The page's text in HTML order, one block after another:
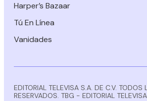
Harper’s Bazaar
Tú En Línea
Vanidades
EDITORIAL TELEVISA S.A. DE C.V. TODOS
RESERVADOS. TBG - EDITORIAL